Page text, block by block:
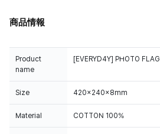
商品情報
Product
name
[EVERYD4Y] PHOTO FLAG
Size 420x240x8mm
Material COTTON 100%